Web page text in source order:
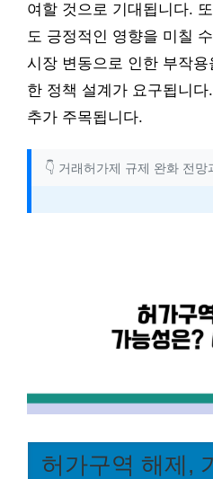
여할 것으로 기대됩니다.
도 긍정적인 영향을 미칠
시장 변동으로 인한 부작
한 정책 설계가 요구됩니
추가 주목됩니다.
👇 거래허가제 규제 완화 전
허가구역 해제,